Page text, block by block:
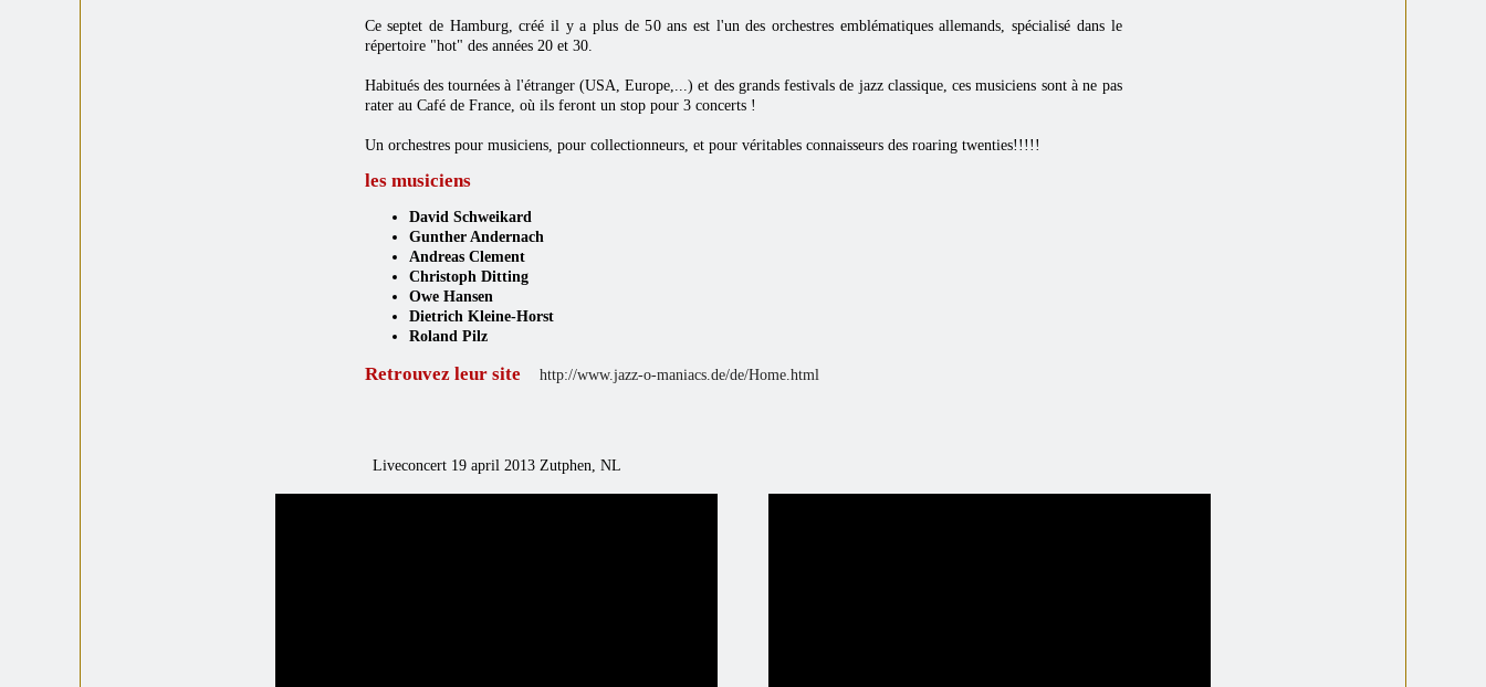
Ce septet de Hamburg, créé il y a plus de 50 ans est l'un des orchestres emblématiques allemands, spécialisé dans le
répertoire "hot" des années 20 et 30.
Habitués des tournées à l'étranger (USA, Europe,...) et des grands festivals de jazz classique, ces musiciens sont à ne pas
rater au Café de France, où ils feront un stop pour 3 concerts !
Un orchestres pour musiciens, pour collectionneurs, et pour véritables connaisseurs des roaring twenties!!!!!
les musiciens
David Schweikard
Gunther Andernach
Andreas Clement
Christoph Ditting
Owe Hansen
Dietrich Kleine-Horst
Roland Pilz
Retrouvez leur site http://www.jazz-o-maniacs.de/de/Home.html
Liveconcert 19 april 2013 Zutphen, NL